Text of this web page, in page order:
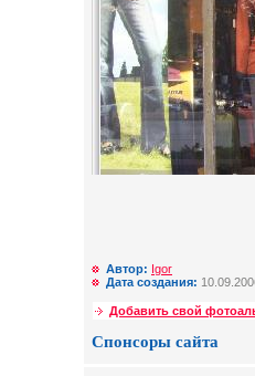
Автор: Igor
Дата создания:
Добавить свой
Спонсоры сайта